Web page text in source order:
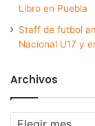
Libro en Puebla
Staff de futbol
Nacional U17 y
Archivos
Archivos